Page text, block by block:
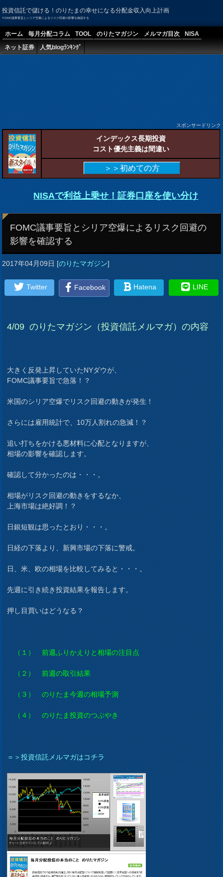
投資信託で儲ける！のりたまの幸せになる分配金収入向上計画
FOMC議事要旨とシリア空爆によるリスク回避の影響を確認する
ホーム 毎月分配コラム TOOL のりたマガジン メルマガ目次
NISA
ネット証券
人気blogﾗﾝｷﾝｸﾞ
スポンサードリンク
インデックス長期投資
コスト優先主義は間違い
＞＞初めての方
NISAで利益上乗せ！証券口座を使い分け
FOMC議事要旨とシリア空爆によるリスク回避の
影響を確認する
2017年04月09日[のりたマガジン]
Twitter Facebook Hatena LINE
4/09 のりたマガジン（投資信託メルマガ）の内容
大きく反発上昇していたNYダウが、
FOMC議事要旨で急落！？
米国のシリア空爆でリスク回避の動きが発生！
さらには雇用統計で、10万人割れの急減！？
追い打ちをかける悪材料に心配となりますが、
相場の影響を確認します。
確認して分かったのは・・・。
相場がリスク回避の動きをするなか、
上海市場は絶好調！？
日銀短観は思ったとおり・・・。
日経の下落より、新興市場の下落に警戒。
日、米、欧の相場を比較してみると・・・。
先週に引き続き投資結果を報告します。
押し目買いはどうなる？
（１） 前週ふりかえりと相場の注目点
（２） 前週の取引結果
（３） のりたま今週の相場予測
（４） のりたま投資のつぶやき
＝＞投資信託メルマガはコチラ